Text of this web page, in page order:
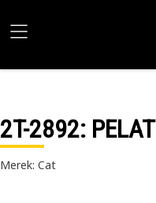
2T-2892: PELAT
Merek: Cat